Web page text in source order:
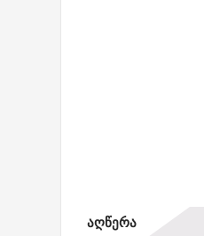
ᲐᲦᲬᲔᲠᲐ